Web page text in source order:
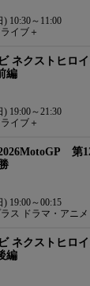
) 10:30～11:00
イブ＋
ネクストヒロ
編
) 19:00～21:30
イブ＋
2026MotoGP 第
) 19:00～00:15
ス ドラマ・アニ
ネクストヒロ
編